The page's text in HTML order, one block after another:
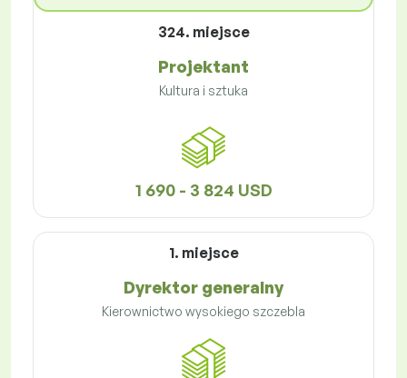
324. miejsce
Projektant
Kultura i sztuka
1 690 - 3 824 USD
1. miejsce
Dyrektor generalny
Kierownictwo wysokiego szczebla